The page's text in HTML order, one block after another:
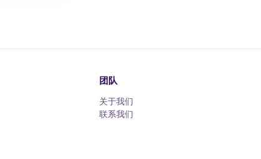
团队
关于我们
联系我们